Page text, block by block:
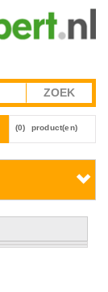
(0) product(en)